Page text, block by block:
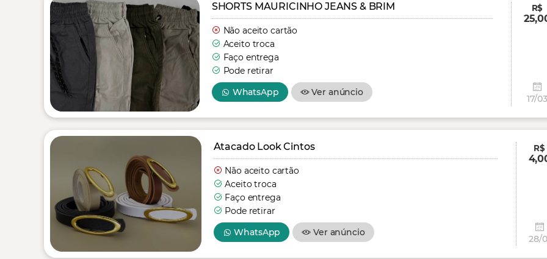
SHORTS MAURICINHO JEANS & BRIM
Não aceito cartão
Aceito troca
Faço entrega
Pode retirar
WhatsApp
Ver anúncio
R$
17/03
Atacado Look Cintos
Não aceito cartão
Aceito troca
Faço entrega
Pode retirar
WhatsApp
Ver anúncio
R$
28/